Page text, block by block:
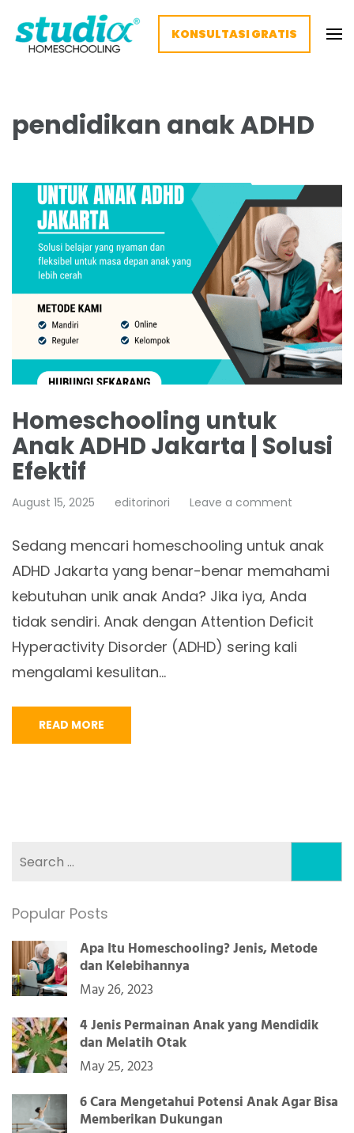
KONSULTASI GRATIS
pendidikan anak ADHD
Homeschooling untuk
Anak ADHD Jakarta | Solusi
Efektif
August 15, 2025 editorinori Leave a comment
Sedang mencari homeschooling untuk anak
ADHD Jakarta yang benar-benar memahami
kebutuhan unik anak Anda? Jika iya, Anda
tidak sendiri. Anak dengan Attention Deficit
Hyperactivity Disorder (ADHD) sering kali
mengalami kesulitan…
READ MORE
Popular Posts
Apa Itu Homeschooling? Jenis, Metode
dan Kelebihannya
May 26, 2023
4 Jenis Permainan Anak yang Mendidik
dan Melatih Otak
May 25, 2023
6 Cara Mengetahui Potensi Anak Agar Bisa
Memberikan Dukungan